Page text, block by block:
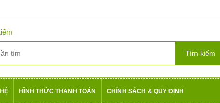
HÌNH THỨC THANH TOÁN CHÍNH SÁCH & QUY ĐỊNH